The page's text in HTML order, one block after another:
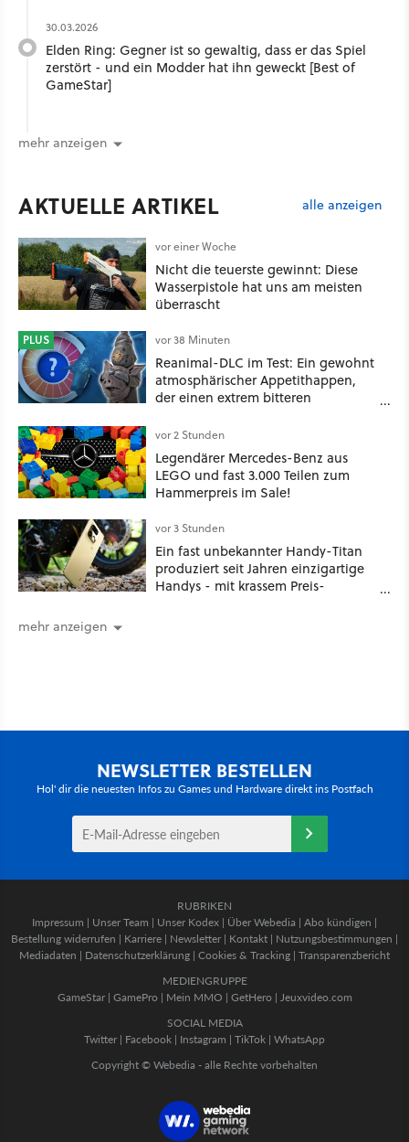
30.03.2026
Elden Ring: Gegner ist so gewaltig, dass er das Spiel
zerstört - und ein Modder hat ihn geweckt [Best of
GameStar]
mehr anzeigen
AKTUELLE ARTIKEL alle anzeigen
vor einer Woche
Nicht die teuerste gewinnt: Diese
Wasserpistole hat uns am meisten
überrascht
PLUS vor 38 Minuten
Reanimal-DLC im Test: Ein gewohnt
atmosphärischer Appetithappen,
der einen extrem bitteren
vor 2 Stunden
Legendärer Mercedes-Benz aus
LEGO und fast 3.000 Teilen zum
Hammerpreis im Sale!
vor 3 Stunden
Ein fast unbekannter Handy-Titan
produziert seit Jahren einzigartige
Handys - mit krassem Preis-
mehr anzeigen
NEWSLETTER BESTELLEN
Hol' dir die neuesten Infos zu Games und Hardware direkt ins Postfach
RUBRIKEN
Impressum | Unser Team | Unser Kodex | Über Webedia | Abo kündigen |
Bestellung widerrufen | Karriere | Newsletter | Kontakt | Nutzungsbestimmungen |
Mediadaten | Datenschutzerklärung | Cookies & Tracking | Transparenzbericht
MEDIENGRUPPE
GameStar| GamePro | Mein MMO | GetHero | Jeuxvideo.com
SOCIAL MEDIA
Twitter | Facebook | Instagram | TikTok | WhatsApp
Copyright © Webedia - alle Rechte vorbehalten